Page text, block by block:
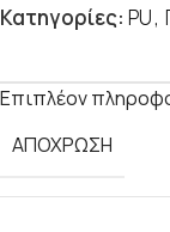
Κατηγορίες: PU,
Επιπλέον
ΑΠΟΧΡΩΣΗ